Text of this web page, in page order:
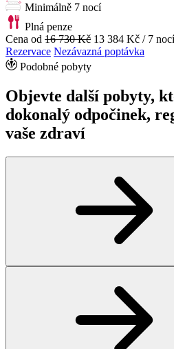
Minimálně 7 nocí
Plná penze
Cena od 16 730 Kč 13 384 Kč / 7
Rezervace Nezávazná poptávka
Podobné pobyty
Objevte další pobyty,
dokonalý odpočinek,
vaše zdraví